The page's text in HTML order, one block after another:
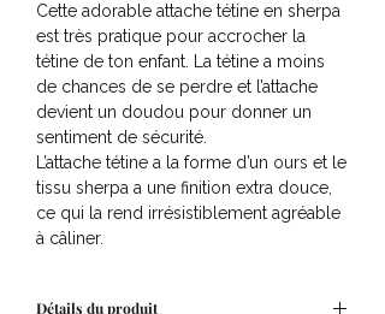
Cette adorable attache tétine en sherpa
est très pratique pour accrocher la
tétine de ton enfant. La tétine a moins
de chances de se perdre et l’attache
devient un doudou pour donner un
sentiment de sécurité.
L’attache tétine a la forme d’un ours et le
tissu sherpa a une finition extra douce,
ce qui la rend irrésistiblement agréable
à câliner.
Détails du produit